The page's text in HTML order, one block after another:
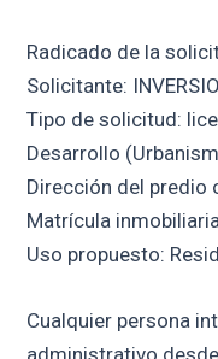
Radicado de la
Solicitante:
Tipo de solicitud:
Desarrollo
Dirección del predio
Matrícula
Uso propuesto:
Cualquier persona